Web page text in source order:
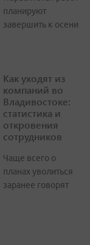
планируют
завершить к осени
Как уходят из
компаний во
Владивостоке:
статистика и
откровения
сотрудников
Чаще всего о
планах уволиться
заранее говорят